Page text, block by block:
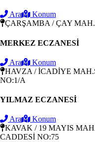
Ara
Konum
ÇARŞAMBA / ÇAY
MERKEZ ECZANESİ
Ara
Konum
HAVZA / İCADİYE
NO:1/A
YILMAZ ECZANESİ
Ara
Konum
KAVAK / 19 MAYIS
CADDESİ NO:75